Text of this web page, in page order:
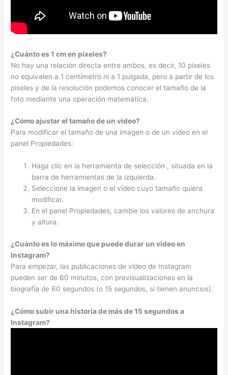
¿Cuánto es 1 cm en píxeles?
No hay una relación directa entre ambos, es decir, 10 pixeles
no equivalen a 1 centímetro ni a 1 pulgada, pero a partir de los
pixeles y de la resolución podemos conocer el tamaño de la
foto mediante una operación matemática.
¿Cómo ajustar el tamaño de un video?
Para modificar el tamaño de una imagen o de un vídeo en el
panel Propiedades:
Haga clic en la herramienta de selección , situada en la
barra de herramientas de la izquierda.
Seleccione la imagen o el vídeo cuyo tamaño quiera
modificar.
En el panel Propiedades, cambie los valores de anchura
y altura.
¿Cuánto es lo máximo que puede durar un video en
Instagram?
Para empezar, las publicaciones de vídeo de Instagram
pueden ser de 60 minutos, con previsualizaciones en la
biografía de 60 segundos (o 15 segundos, si tienen anuncios).
¿Cómo subir una historia de más de 15 segundos a
Instagram?